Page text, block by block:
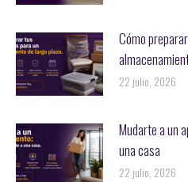
Cómo
22 julio, 2026
Mudarte a un
una casa
22 julio, 2026